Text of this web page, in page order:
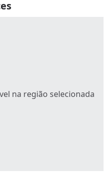
na região selecionada